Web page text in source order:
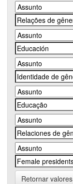
Retornar valores